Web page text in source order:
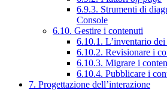
6.9.3. Strumenti di
Console
6.10. Gestire i contenuti
6.10.1. L’inventario
6.10.2. Revisionare i
6.10.3. Migrare i
6.10.4. Pubblicare i
7. Progettazione dell’interazione